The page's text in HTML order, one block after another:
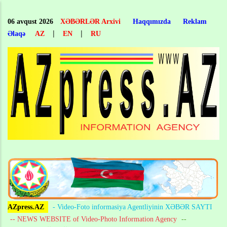
main
content
06 avqust 2026 XƏBƏRLƏR Arxivi Haqqımızda
Reklam
Əlaqə
AZ | EN | RU
AZpress.AZ
- Video-Foto informasiya Agentliyinin XƏBƏR SAYTI
-- NEWS WEBSITE of Video-Photo Information Agency --